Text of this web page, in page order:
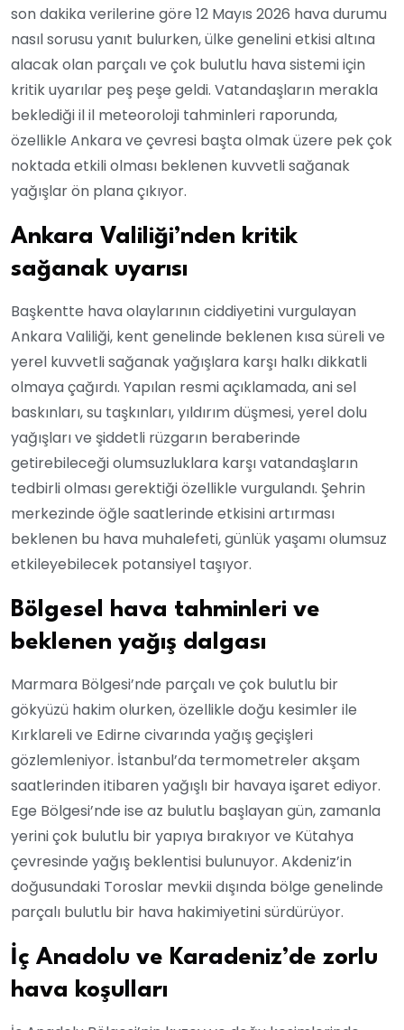
son dakika verilerine göre 12 Mayıs 2026 hava durumu
nasıl sorusu yanıt bulurken, ülke genelini etkisi altına
alacak olan parçalı ve çok bulutlu hava sistemi için
kritik uyarılar peş peşe geldi. Vatandaşların merakla
beklediği il il meteoroloji tahminleri raporunda,
özellikle Ankara ve çevresi başta olmak üzere pek çok
noktada etkili olması beklenen kuvvetli sağanak
yağışlar ön plana çıkıyor.
Ankara Valiliği’nden kritik
sağanak uyarısı
Başkentte hava olaylarının ciddiyetini vurgulayan
Ankara Valiliği, kent genelinde beklenen kısa süreli ve
yerel kuvvetli sağanak yağışlara karşı halkı dikkatli
olmaya çağırdı. Yapılan resmi açıklamada, ani sel
baskınları, su taşkınları, yıldırım düşmesi, yerel dolu
yağışları ve şiddetli rüzgarın beraberinde
getirebileceği olumsuzluklara karşı vatandaşların
tedbirli olması gerektiği özellikle vurgulandı. Şehrin
merkezinde öğle saatlerinde etkisini artırması
beklenen bu hava muhalefeti, günlük yaşamı olumsuz
etkileyebilecek potansiyel taşıyor.
Bölgesel hava tahminleri ve
beklenen yağış dalgası
Marmara Bölgesi’nde parçalı ve çok bulutlu bir
gökyüzü hakim olurken, özellikle doğu kesimler ile
Kırklareli ve Edirne civarında yağış geçişleri
gözlemleniyor. İstanbul’da termometreler akşam
saatlerinden itibaren yağışlı bir havaya işaret ediyor.
Ege Bölgesi’nde ise az bulutlu başlayan gün, zamanla
yerini çok bulutlu bir yapıya bırakıyor ve Kütahya
çevresinde yağış beklentisi bulunuyor. Akdeniz’in
doğusundaki Toroslar mevkii dışında bölge genelinde
parçalı bulutlu bir hava hakimiyetini sürdürüyor.
İç Anadolu ve Karadeniz’de zorlu
hava koşulları